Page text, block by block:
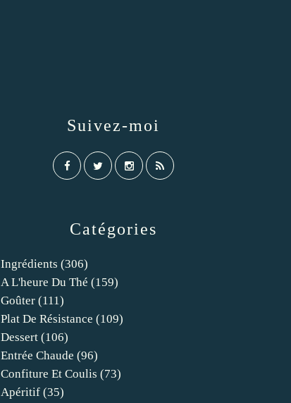
Catégories
Ingrédients (306)
A L'heure Du Thé (159)
Goûter (111)
Plat De Résistance (109)
Dessert (106)
Entrée Chaude (96)
Confiture Et Coulis (73)
Apéritif (35)
Suivez-moi